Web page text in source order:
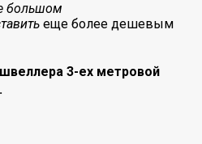
большом
еще более дешевым
3-ех метровой